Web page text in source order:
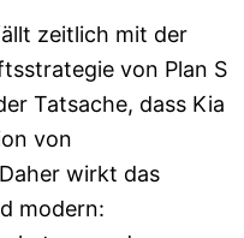
zeitlich mit der
von Plan S
Tatsache, dass Kia
von
wirkt das
modern: